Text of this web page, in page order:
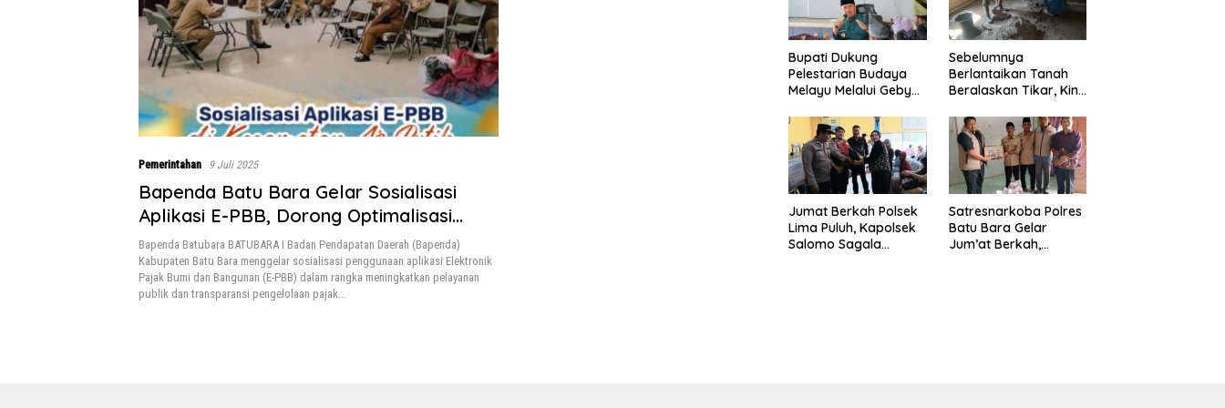
Pemerintahan 9 Juli 2025
Bapenda Batu Bara Gelar Sosialisasi
Aplikasi E-PBB, Dorong Optimalisasi
Pelayanan Pajak Daerah
Bapenda Batubara BATUBARA I Badan Pendapatan Daerah (Bapenda)
Kabupaten Batu Bara menggelar sosialisasi penggunaan aplikasi Elektronik
Pajak Bumi dan Bangunan (E-PBB) dalam rangka meningkatkan pelayanan
publik dan transparansi pengelolaan pajak…
Bupati Dukung
Pelestarian Budaya
Melayu Melalui Gebyar
Tahun 2026
Sebelumnya
Berlantaikan Tanah
Beralaskan Tikar, Kini
Lantai Rumah yang
Layak Berkat Satgas
TMMD Ke-129 Kodim
0208/Asahan
Jumat Berkah Polsek
Lima Puluh, Kapolsek
Salomo Sagala
Satresnarkoba Polres
Batu Bara Gelar
Jum’at Berkah,